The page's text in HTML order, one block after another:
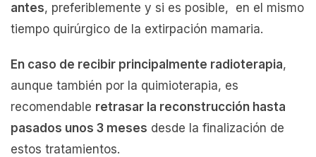
antes, preferiblemente y si es posible, en el mismo
tiempo quirúrgico de la extirpación mamaria.
En caso de recibir principalmente radioterapia,
aunque también por la quimioterapia, es
recomendable retrasar la reconstrucción hasta
pasados unos 3 meses desde la finalización de
estos tratamientos.